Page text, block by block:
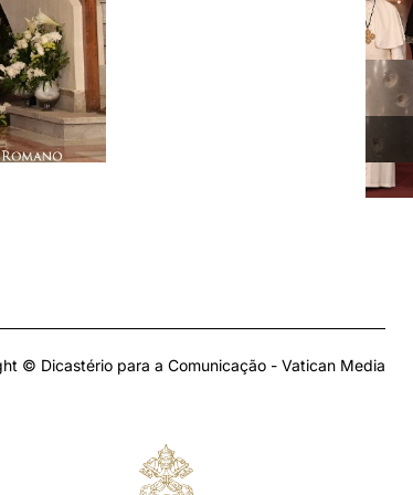
© Dicastério para a Comunicação - Vatican Media